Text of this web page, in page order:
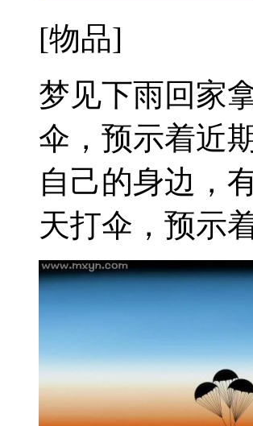
[物品]
梦见下雨回家
伞，预示着近
自己的身边，
天打伞，预示